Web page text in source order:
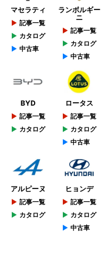
マセラティ
記事一覧
カタログ
中古車
ランボルギー
ニ
記事一覧
カタログ
中古車
BYD
記事一覧
カタログ
ロータス
記事一覧
カタログ
中古車
アルピーヌ
記事一覧
カタログ
ヒョンデ
記事一覧
カタログ
中古車